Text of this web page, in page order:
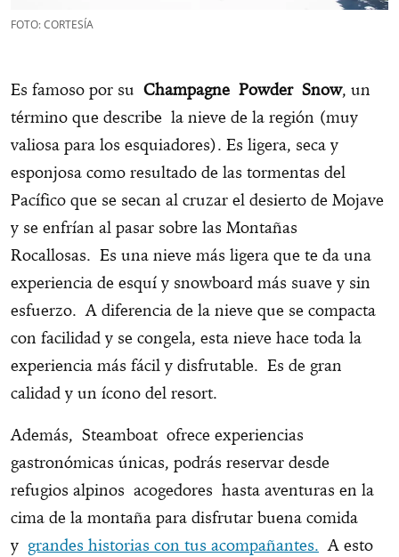
FOTO: CORTESÍA
Es famoso por su Champagne Powder Snow, un
término que describe la nieve de la región (muy
valiosa para los esquiadores). Es ligera, seca y
esponjosa como resultado de las tormentas del
Pacífico que se secan al cruzar el desierto de Mojave
y se enfrían al pasar sobre las Montañas
Rocallosas. Es una nieve más ligera que te da una
experiencia de esquí y snowboard más suave y sin
esfuerzo. A diferencia de la nieve que se compacta
con facilidad y se congela, esta nieve hace toda la
experiencia más fácil y disfrutable. Es de gran
calidad y un ícono del resort.
Además, Steamboat ofrece experiencias
gastronómicas únicas, podrás reservar desde
refugios alpinos acogedores hasta aventuras en la
cima de la montaña para disfrutar buena comida
y grandes historias con tus acompañantes. A esto